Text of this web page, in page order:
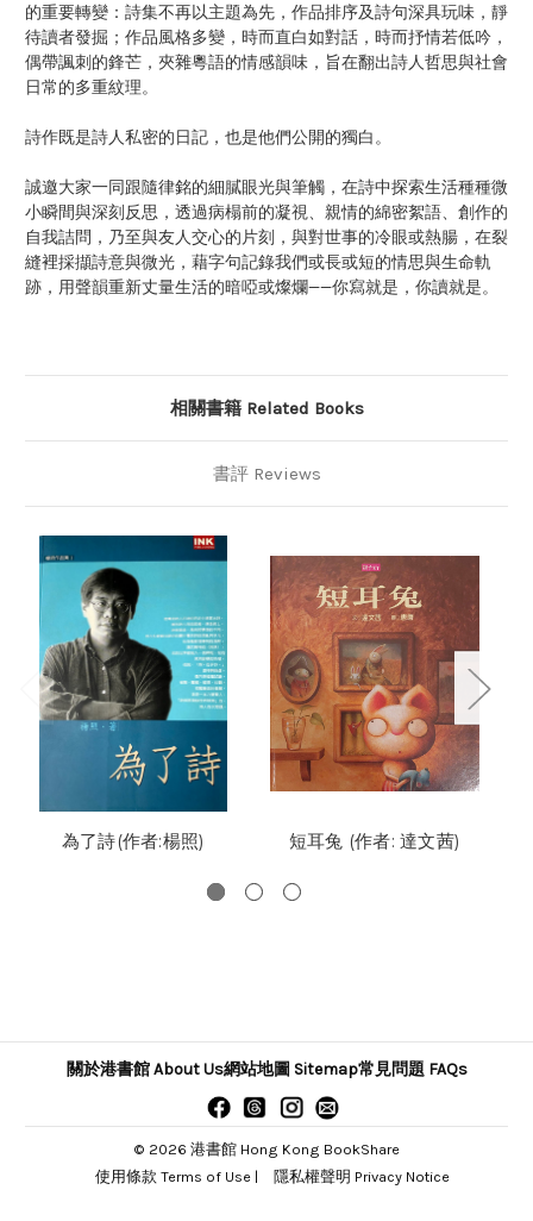
的重要轉變：詩集不再以主題為先，作品排序及詩句深具玩味，靜
待讀者發掘；作品風格多變，時而直白如對話，時而抒情若低吟，
偶帶諷刺的鋒芒，夾雜粵語的情感韻味，旨在翻出詩人哲思與社會
日常的多重紋理。
詩作既是詩人私密的日記，也是他們公開的獨白。
誠邀大家一同跟隨律銘的細膩眼光與筆觸，在詩中探索生活種種微
小瞬間與深刻反思，透過病榻前的凝視、親情的綿密絮語、創作的
自我詰問，乃至與友人交心的片刻，與對世事的冷眼或熱腸，在裂
縫裡採擷詩意與微光，藉字句記錄我們或長或短的情思與生命軌
跡，用聲韻重新丈量生活的暗啞或燦爛——你寫就是，你讀就是。
相關書籍 Related Books
書評 Reviews
為了詩(作者:楊照) 短耳兔 (作者: 達文茜)
關於港書館 About Us網站地圖 Sitemap常見問題 FAQs
© 2026 港書館 Hong Kong BookShare
使用條款 Terms of Use | 隱私權聲明 Privacy Notice